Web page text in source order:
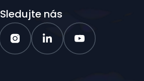
Sledujte nás